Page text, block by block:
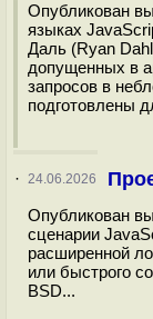
Опубликован
языках
Даль (Ryan
допущенных в
запросов в
подготовлены
· 24.06.2026
Опубликован
сценарии
расширенной
или быстрого
BSD...